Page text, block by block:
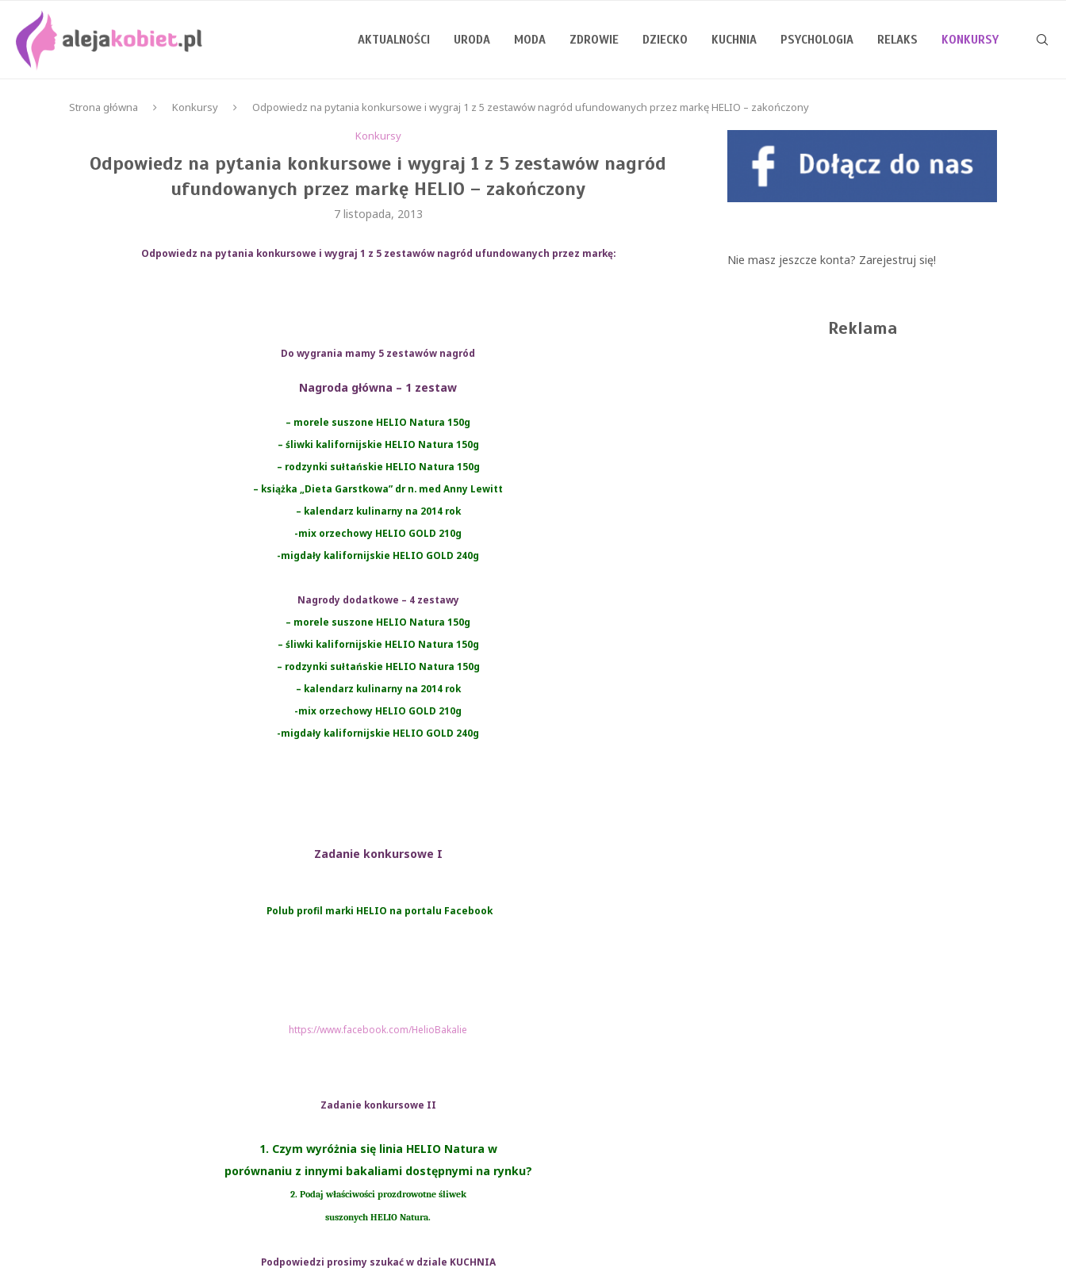
AKTUALNOŚCI URODA MODA ZDROWIE DZIECKO KUCHNIA PSYCHOLOGIA RELAKS KONKURSY
Strona główna Konkursy
Odpowiedz na pytania konkursowe i wygraj 1 z 5 zestawów nagród ufundowanych przez markę HELIO – zakończony
Konkursy
Odpowiedz na pytania konkursowe i wygraj 1 z 5 zestawów nagród
ufundowanych przez markę HELIO – zakończony
7 listopada, 2013
Odpowiedz na pytania konkursowe i wygraj 1 z 5 zestawów nagród ufundowanych przez markę:
Do wygrania mamy 5 zestawów nagród
Nagroda główna – 1 zestaw
– morele suszone HELIO Natura 150g
– śliwki kalifornijskie HELIO Natura 150g
– rodzynki sułtańskie HELIO Natura 150g
– książka „Dieta Garstkowa” dr n. med Anny Lewitt
– kalendarz kulinarny na 2014 rok
-mix orzechowy HELIO GOLD 210g
-migdały kalifornijskie HELIO GOLD 240g
Nagrody dodatkowe – 4 zestawy
– morele suszone HELIO Natura 150g
– śliwki kalifornijskie HELIO Natura 150g
– rodzynki sułtańskie HELIO Natura 150g
– kalendarz kulinarny na 2014 rok
-mix orzechowy HELIO GOLD 210g
-migdały kalifornijskie HELIO GOLD 240g
Zadanie konkursowe I
Polub profil marki HELIO na portalu Facebook
https://www.facebook.com/HelioBakalie
Zadanie konkursowe II
1. Czym wyróżnia się linia HELIO Natura w
porównaniu z innymi bakaliami dostępnymi na rynku?
2. Podaj właściwości prozdrowotne śliwek
suszonych HELIO Natura.
Podpowiedzi prosimy szukać w dziale KUCHNIA
Nie masz jeszcze konta? Zarejestruj się!
Reklama